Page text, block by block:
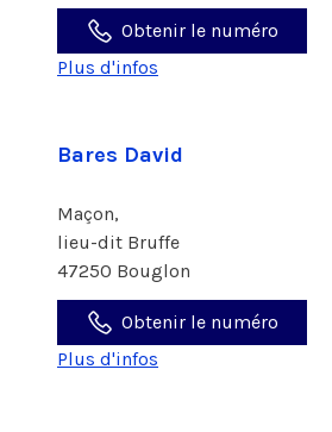
Obtenir le numéro
Plus d'infos
Bares David
Maçon,
lieu-dit Bruffe
47250 Bouglon
Obtenir le numéro
Plus d'infos